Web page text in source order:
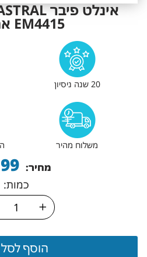
EM4415 אמוקס
20 שנה ניסיון
משלוח מהיר
מחיר: 99
כמות:
הוסף לסל